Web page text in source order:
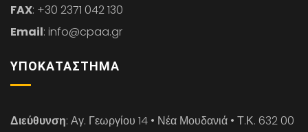
FAX: +30 2371 042 130
Email: info@cpaa.gr
ΥΠΟΚΑΤΆΣΤΗΜΑ
Διεύθυνση: Αγ. Γεωργίου 14 • Νέα Μουδανιά • Τ.Κ. 632 00